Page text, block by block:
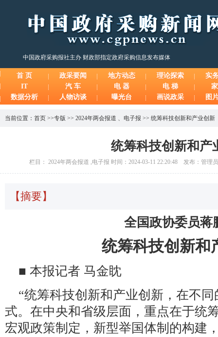
中国政府采购报社主办 财政部指定政府采购信息发布媒体
首 页 政采要闻 地方动态 理论探索
实
IT
汽 车 电 器 电 梯
数据分析
人物访谈 曝光台 画说政采 图
当前位置： 首页 >>专版 >> 2024年两会报道 、 电子报 >> 统筹科技创新和产业创新
统筹科技创新和产
栏目： 2024年两会报道 ,电子报 时间：2024-03-11 22:20:48 发布：管理
【摘要】
全国政协委员蒋
统筹科技创新和
■ 本报记者 马金眈
“统筹科技创新和产业创新，在不
式。在中央和省级层面，重点在于统
宏观政策制定，新型举国体制的构建